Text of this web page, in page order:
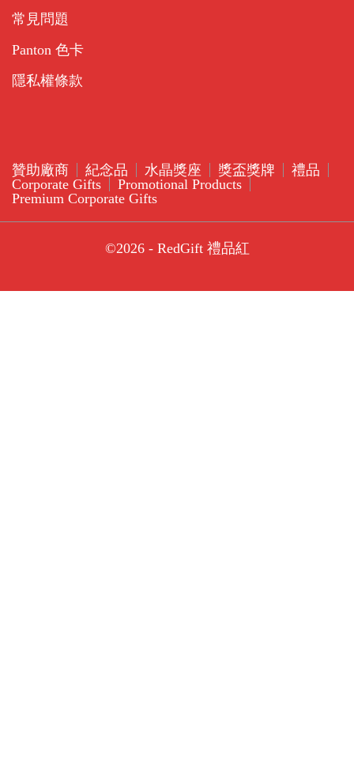
常見問題
Panton 色卡
隱私權條款
贊助廠商 紀念品 水晶獎座 獎盃獎牌
禮品
Corporate Gifts
Promotional Products
Premium Corporate Gifts
©2026 - RedGift 禮品紅